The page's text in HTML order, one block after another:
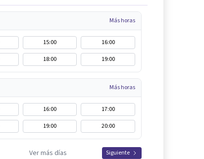
Más horas
15:00
16:00
18:00 19:00
Más horas
16:00
17:00
19:00 20:00
Ver más días Siguiente